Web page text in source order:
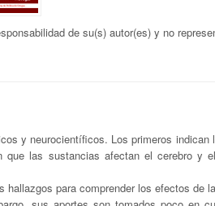
de su(s) autor(es) y no
y neurocientíficos. Los primeros
las sustancias afectan el cerebro y
para comprender los efectos de